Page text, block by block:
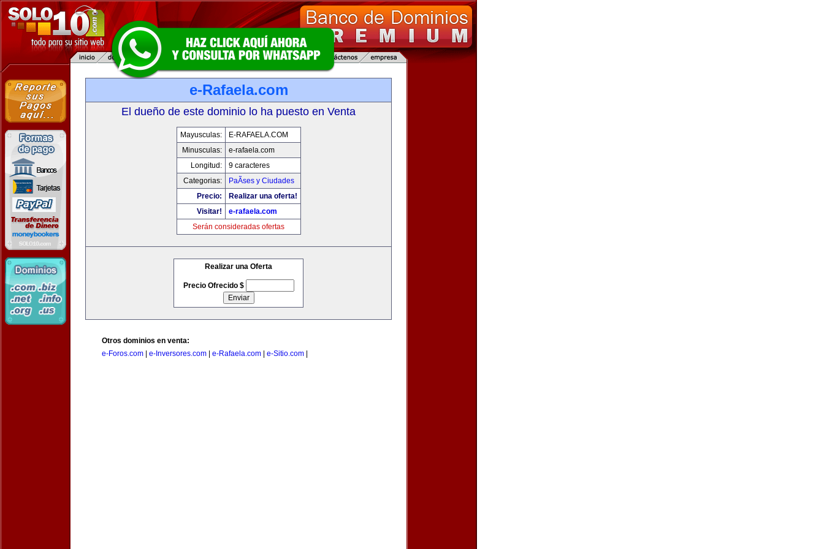
e-Rafaela.com
El dueño de este dominio lo ha puesto en Venta
Mayusculas:
E-RAFAELA.COM
Minusculas:
e-rafaela.com
Longitud:
9 caracteres
Categorias:
PaÃ­ses y Ciudades
Precio:
Realizar una oferta!
Visitar!
e-rafaela.com
Serán consideradas ofertas
Realizar una Oferta
Precio Ofrecido $
Otros dominios en venta:
e-Foros.com
e-Inversores.com e-Rafaela.com e-Sitio.com